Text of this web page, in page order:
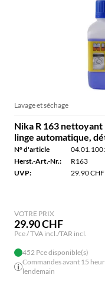
Lavage et séchage
Nika R 163
linge automatique,
N° d'article
Herst.-Art.-Nr.:
R163
UVP:
29.90 CHF
VOTRE PRIX
29.90 CHF
Pce / TVA incl./TAR incl.
452 Pce disponible(s)
Commandes avant 15
lendemain